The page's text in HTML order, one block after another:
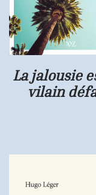
La jalousie
vilain